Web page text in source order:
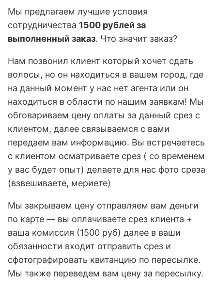
Мы предлагаем лучшие условия
сотрудничества 1500 рублей за
выполненный заказ. Что значит заказ?
Нам позвонил клиент который хочет сдать
волосы, но он находиться в вашем город, где
на данный момент у нас нет агента или он
находиться в области по нашим заявкам! Мы
обговариваем цену оплаты за данный срез с
клиентом, далее связываемся с вами
передаем вам информацию. Вы встречаетесь
с клиентом осматриваете срез ( со временем
у вас будет опыт) делаете для нас фото среза
(взвешиваете, мериете)
Мы закрываем цену отправляем вам деньги
по карте — вы оплачиваете срез клиента +
ваша комиссия (1500 руб) далее в ваши
обязанности входит отправить срез и
сфотографировать квитанцию по пересылке.
Мы также переведем вам цену за пересылку.